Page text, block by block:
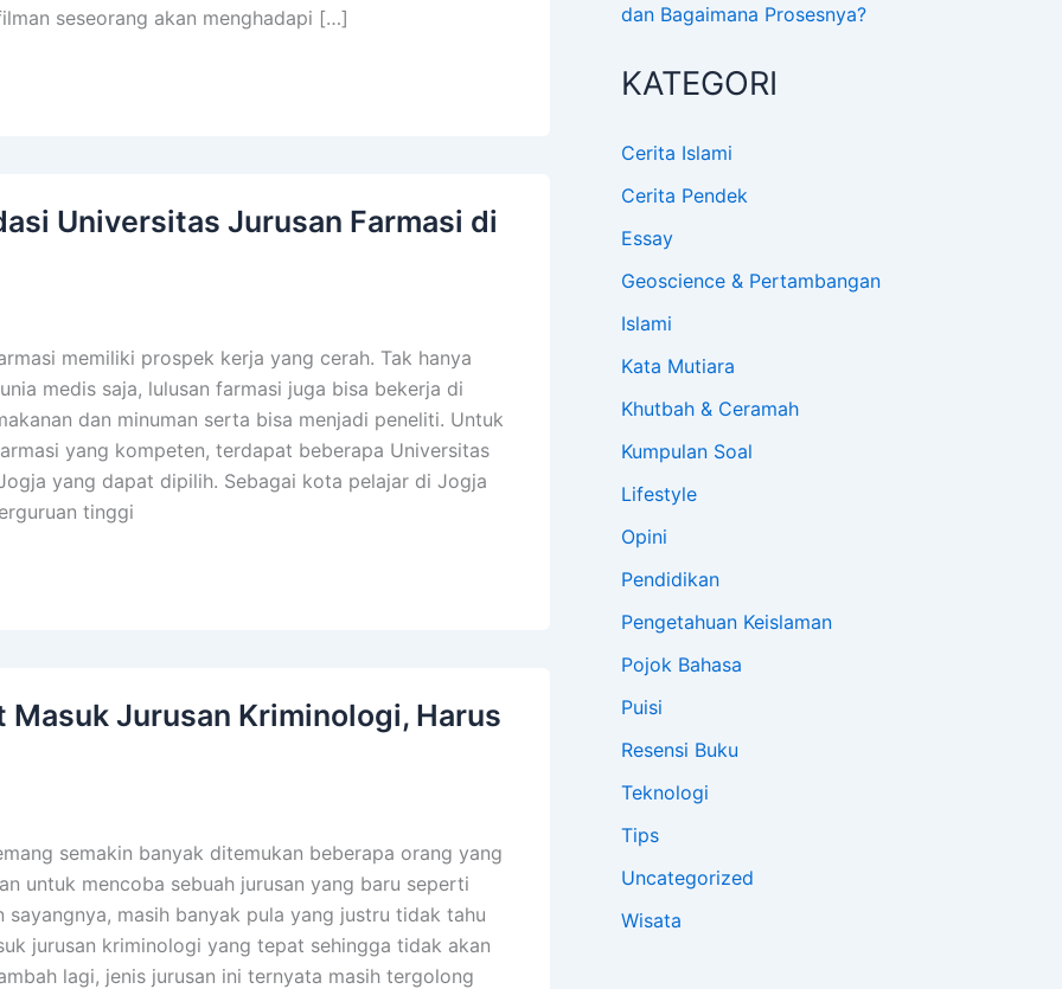
seseorang akan menghadapi […]
Universitas Jurusan Farmasi di
memiliki prospek kerja yang cerah. Tak hanya
medis saja, lulusan farmasi juga bisa bekerja di
dan minuman serta bisa menjadi peneliti. Untuk
yang kompeten, terdapat beberapa Universitas
yang dapat dipilih. Sebagai kota pelajar di Jogja
tinggi
Masuk Jurusan Kriminologi, Harus
semakin banyak ditemukan beberapa orang yang
untuk mencoba sebuah jurusan yang baru seperti
sayangnya, masih banyak pula yang justru tidak tahu
jurusan kriminologi yang tepat sehingga tidak akan
lagi, jenis jurusan ini ternyata masih tergolong
dan Bagaimana Prosesnya?
KATEGORI
Cerita Islami
Cerita Pendek
Essay
Geoscience & Pertambangan
Islami
Kata Mutiara
Khutbah & Ceramah
Kumpulan Soal
Lifestyle
Opini
Pendidikan
Pengetahuan Keislaman
Pojok Bahasa
Puisi
Resensi Buku
Teknologi
Tips
Uncategorized
Wisata